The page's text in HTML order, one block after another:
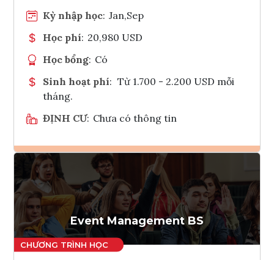
Kỳ nhập học: Jan,Sep
Học phí: 20,980 USD
Học bổng: Có
Sinh hoạt phí: Từ 1.700 - 2.200 USD mỗi
tháng.
ĐỊNH CƯ: Chưa có thông tin
Ghi danh
Tham vấn Interlink
Event Management BS